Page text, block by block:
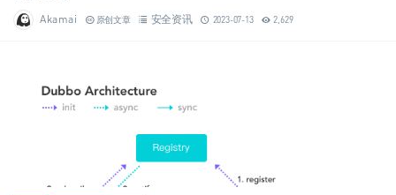
Akamai 原创文章 安全资讯 2023-07-13 2,629